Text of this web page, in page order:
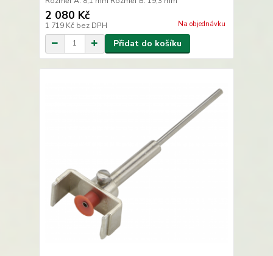
2 080 Kč
1 719 Kč bez DPH Na objednávku
Přidat do košíku